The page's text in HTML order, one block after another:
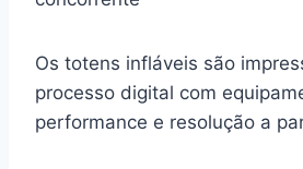
Os totens infláveis são
processo digital com
performance e resolução a